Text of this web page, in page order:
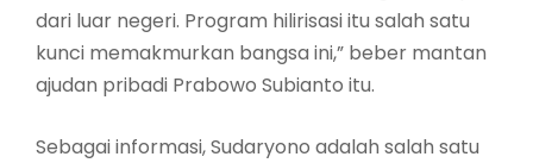
dari luar negeri. Program hilirisasi itu salah satu
kunci memakmurkan bangsa ini,” beber mantan
ajudan pribadi Prabowo Subianto itu.
Sebagai informasi, Sudaryono adalah salah satu